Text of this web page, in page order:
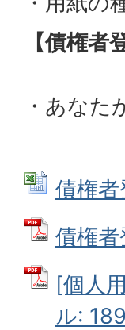
【債権者
・あなた
債権
債権
[個人
ル: